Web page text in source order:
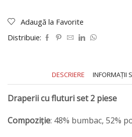
fluturi
set
2
Adaugă la Favorite
Distribuie:
DESCRIERE INFORMAȚII
Draperii cu fluturi set 2 piese
Compoziție: 48% bumbac, 52%